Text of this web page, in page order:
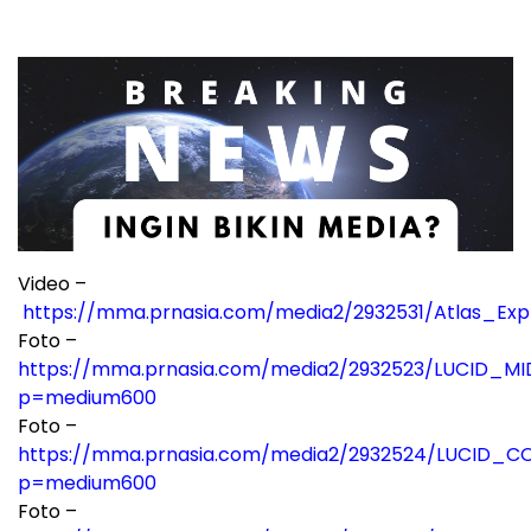
Video –
https://mma.prnasia.com/media2/2932531/
Foto –
https://mma.prnasia.com/media2/2932523/
p=medium600
Foto –
https://mma.prnasia.com/media2/2932524/
p=medium600
Foto –